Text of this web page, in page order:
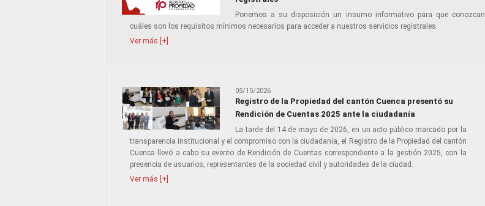
Ponemos a su disposición un insumo informativo para que conozcan
cuáles son los requisitos mínimos necesarios para acceder a nuestros servicios registrales.
Ver más [+]
05/15/2026
Registro de la Propiedad del cantón Cuenca presentó su
Rendición de Cuentas 2025 ante la ciudadanía
La tarde del 14 de mayo de 2026, en un acto público marcado por la
transparencia institucional y el compromiso con la ciudadanía, el Registro de la Propiedad del cantón
Cuenca llevó a cabo su evento de Rendición de Cuentas correspondiente a la gestión 2025, con la
presencia de usuarios, representantes de la sociedad civil y autoridades de la ciudad.
Ver más [+]